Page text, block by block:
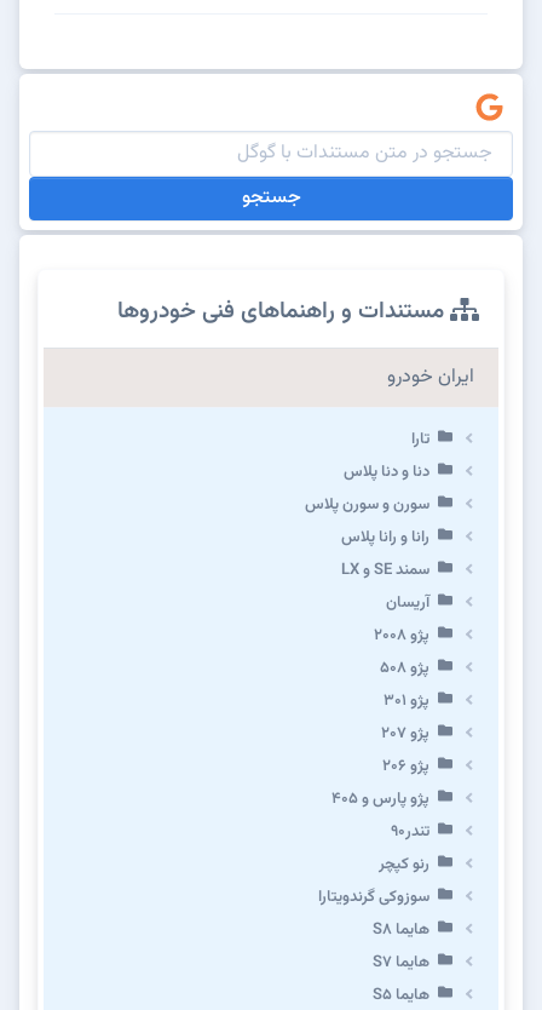
جستجو
مستندات و راهنماهای فنی خودروها
ایران خودرو
تارا
دنا و دنا پلاس
سورن و سورن پلاس
رانا و رانا پلاس
سمند SE و LX
آریسان
پژو ۲۰۰۸
پژو ۵۰۸
پژو 301
پژو ۲۰۷
پژو ۲۰۶
پژو پارس و ۴۰۵
تندر۹۰
رنو کپچر
سوزوکی گرندویتارا
هایما S8
هایما S7
هایما S5